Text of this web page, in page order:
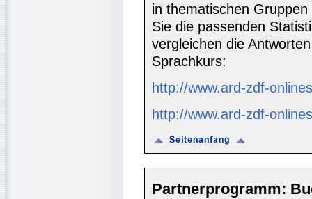
in thematischen
Sie die passenden
vergleichen die
Sprachkurs:
http://www.ard-zdf-
http://www.ard-zdf-
Partnerprogramm: